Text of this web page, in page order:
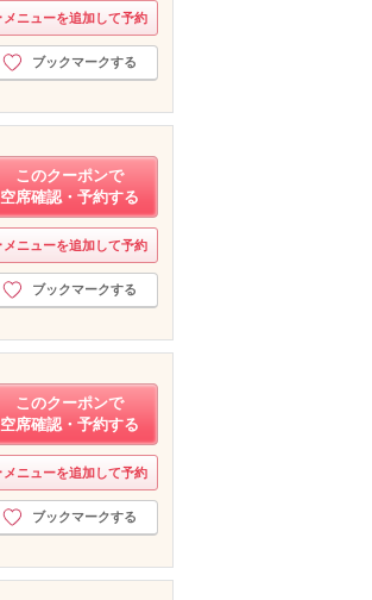
メニューを追加して予約
ブックマークする
このクーポンで
空席確認・予約する
メニューを追加して予約
ブックマークする
このクーポンで
空席確認・予約する
メニューを追加して予約
ブックマークする